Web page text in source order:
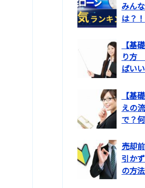
みん
は？！
【基
り方
ばい
【基
えの
で？
売却
引か
の方法